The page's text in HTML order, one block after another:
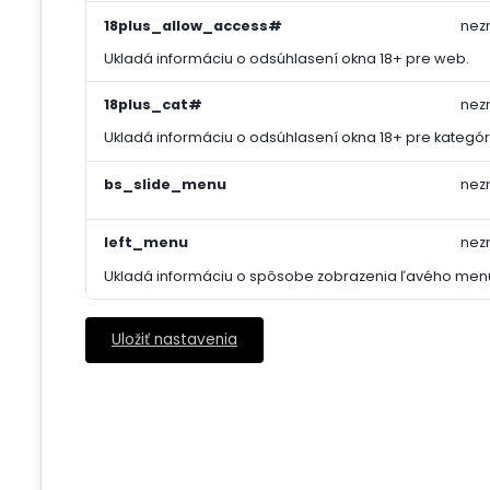
18plus_allow_access#
Ukladá informáciu o odsúhlasení okna 18+ pre web.
18plus_cat#
Ukladá informáciu o odsúhlasení okna 18+ pre
bs_slide_menu
left_menu
Ukladá informáciu o spôsobe zobrazenia ľavého
Uložiť nastavenia